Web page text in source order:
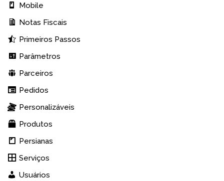
Mobile
Notas Fiscais
Primeiros Passos
Parâmetros
Parceiros
Pedidos
Personalizáveis
Produtos
Persianas
Serviços
Usuários